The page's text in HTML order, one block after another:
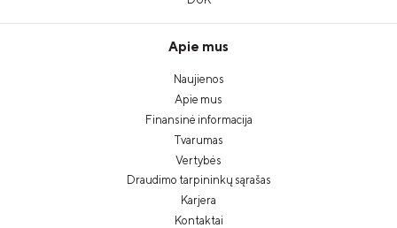
Apie mus
Naujienos
Apie mus
Finansinė informacija
Tvarumas
Vertybės
Draudimo tarpininkų sąrašas
Karjera
Kontaktai